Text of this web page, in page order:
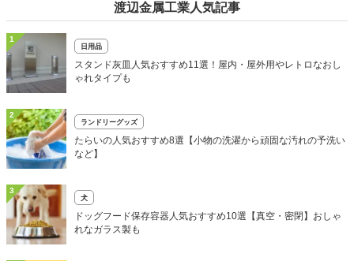
渡辺金属工業人気記事
1
日用品
スタンド灰皿人気おすすめ11選！屋内・屋外用やレトロなおし
ゃれタイプも
2
ランドリーグッズ
たらいの人気おすすめ8選【小物の洗濯から頑固な汚れの予洗い
など】
3
犬
ドッグフード保存容器人気おすすめ10選【真空・密閉】おしゃ
れなガラス製も